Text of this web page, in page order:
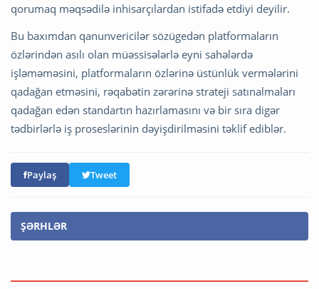
qorumaq məqsədilə inhisarçılardan istifadə etdiyi deyilir.
Bu baxımdan qanunvericilər sözügedən platformaların
özlərindən asılı olan müəssisələrlə eyni sahələrdə
işləməməsini, platformaların özlərinə üstünlük vermələrini
qadağan etməsini, rəqabətin zərərinə strateji satınalmaları
qadağan edən standartın hazırlamasını və bir sıra digər
tədbirlərlə iş proseslərinin dəyişdirilməsini təklif ediblər.
Paylaş Tweet
ŞƏRHLƏR